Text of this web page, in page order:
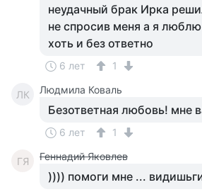
неудачный брак Ирка
не спросив меня а я
хоть и без ответно
6 лет 1
ЛК Людмила Коваль
Безответная любовь! мне
6 лет 1
ГЯ Геннадий Яковлев
)))) помоги мне ...